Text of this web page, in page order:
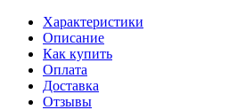
Характеристики
Описание
Как купить
Оплата
Доставка
Отзывы